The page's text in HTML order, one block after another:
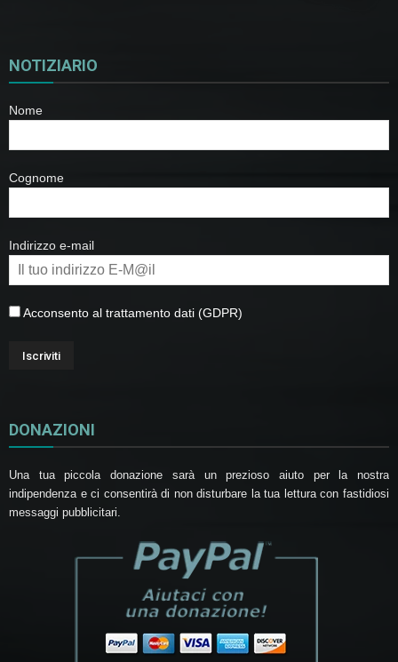
NOTIZIARIO
Nome
Cognome
Indirizzo e-mail
Acconsento al trattamento dati (GDPR)
DONAZIONI
Una tua piccola donazione sarà un prezioso aiuto per la nostra
indipendenza e ci consentirà di non disturbare la tua lettura con fastidiosi
messaggi pubblicitari.